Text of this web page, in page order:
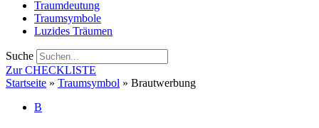
Traumdeutung
Traumsymbole
Luzides Träumen
Suche
Zur CHECKLISTE
Startseite » Traumsymbol » Brautwerbung
B